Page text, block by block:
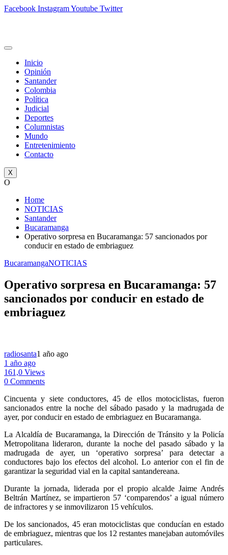
Facebook InstagramYoutube Twitter
Inicio
Opinión
Santander
Colombia
Política
Judicial
Deportes
Columnistas
Mundo
Entretenimiento
Contacto
X
O
Home
NOTICIAS
Santander
Bucaramanga
Operativo sorpresa en Bucaramanga: 57 sancionados por
conducir en estado de embriaguez
BucaramangaNOTICIAS
Operativo sorpresa en Bucaramanga: 57
sancionados por conducir en estado de
embriaguez
radiosanta1 año ago
1 año ago
161,0 Views
0 Comments
Cincuenta y siete conductores, 45 de ellos motociclistas, fueron
sancionados entre la noche del sábado pasado y la madrugada de
ayer, por conducir en estado de embriaguez en Bucaramanga.
La Alcaldía de Bucaramanga, la Dirección de Tránsito y la Policía
Metropolitana lideraron, durante la noche del pasado sábado y la
madrugada de ayer, un ‘operativo sorpresa’ para detectar a
conductores bajo los efectos del alcohol. Lo anterior con el fin de
garantizar la seguridad vial en la capital santandereana.
Durante la jornada, liderada por el propio alcalde Jaime Andrés
Beltrán Martínez, se impartieron 57 ‘comparendos’ a igual número
de infractores y se inmovilizaron 15 vehículos.
De los sancionados, 45 eran motociclistas que conducían en estado
de embriaguez, mientras que los 12 restantes manejaban automóviles
particulares.